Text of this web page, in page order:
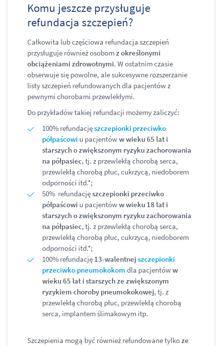
Komu jeszcze przysługuje
refundacja szczepień?
Całkowita lub częściowa refundacja szczepień
przysługuje również osobomz określonymi
obciążeniami zdrowotnymi. W ostatnim czasie
obserwuje się powolne, ale sukcesywne rozszerzanie
listy szczepień refundowanych dla pacjentów z
pewnymi chorobami przewlekłymi.
Do przykładów takiej refundacji możemy zaliczyć:
100% refundacjęszczepionki przeciwko
półpaścowi u pacjentóww wieku 65 lat i
starszych o zwiększonym ryzyku zachorowania
na półpasiec, tj. z przewlekłą chorobą serca,
przewlekłą chorobą płuc, cukrzycą, niedoborem
odporności itd.*;
50% refundacjęszczepionki przeciwko
półpaścowi u pacjentóww wieku 18 lat i
starszych o zwiększonym ryzyku zachorowania
na półpasiec, tj. z przewlekłą chorobą serca,
przewlekłą chorobą płuc, cukrzycą, niedoborem
odporności itd.*;
100% refundację 13-walentnej szczepionki
przeciwko pneumokokom dla pacjentóww
wieku 65 lat i starszych ze zwiększonym
ryzykiem choroby pneumokokowej, tj. z
przewlekłą chorobą płuc, przewlekłą chorobą
serca, implantem ślimakowym itp.
Szczepienia mogą być również refundowane tylkoze